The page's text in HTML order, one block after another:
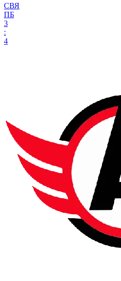
СВЯ
ПБ
3
:
4